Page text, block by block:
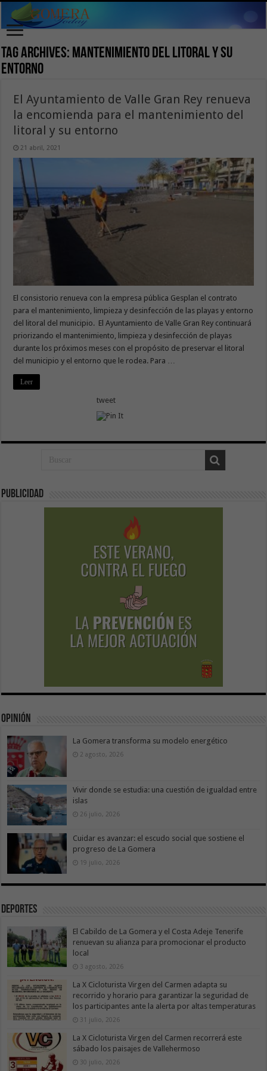
Tag Archives: mantenimiento del litoral y su
entorno
El Ayuntamiento de Valle Gran Rey renueva
la encomienda para el mantenimiento del
litoral y su entorno
21 abril, 2021
El consistorio renueva con la empresa pública Gesplan el contrato
para el mantenimiento, limpieza y desinfección de las playas y entorno
del litoral del municipio. El Ayuntamiento de Valle Gran Rey continuará
priorizando el mantenimiento, limpieza y desinfección de playas
durante los próximos meses con el propósito de preservar el litoral
del municipio y el entorno que le rodea. Para …
Leer
tweet
Publicidad
Opinión
La Gomera transforma su modelo energético
2 agosto, 2026
Vivir donde se estudia: una cuestión de igualdad entre
islas
26 julio, 2026
Cuidar es avanzar: el escudo social que sostiene el
progreso de La Gomera
19 julio, 2026
Deportes
El Cabildo de La Gomera y el Costa Adeje Tenerife
renuevan su alianza para promocionar el producto
local
3 agosto, 2026
La X Cicloturista Virgen del Carmen adapta su
recorrido y horario para garantizar la seguridad de
los participantes ante la alerta por altas temperaturas
31 julio, 2026
La X Cicloturista Virgen del Carmen recorrerá este
sábado los paisajes de Vallehermoso
30 julio, 2026